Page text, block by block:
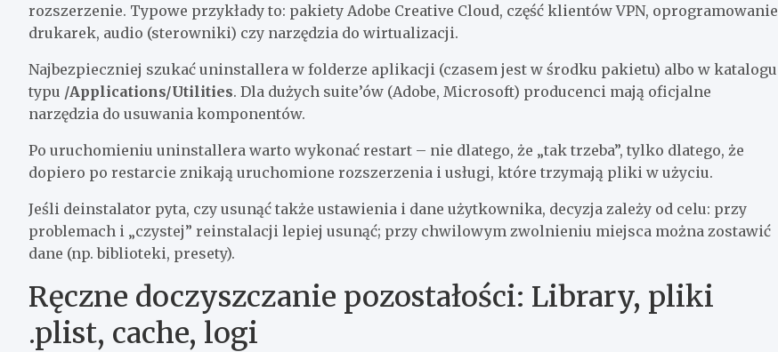
rozszerzenie. Typowe przykłady to: pakiety Adobe Creative Cloud, część klientów VPN, oprogramowanie
drukarek, audio (sterowniki) czy narzędzia do wirtualizacji.
Najbezpieczniej szukać uninstallera w folderze aplikacji (czasem jest w środku pakietu) albo w katalogu
typu /Applications/Utilities. Dla dużych suite’ów (Adobe, Microsoft) producenci mają oficjalne
narzędzia do usuwania komponentów.
Po uruchomieniu uninstallera warto wykonać restart – nie dlatego, że „tak trzeba”, tylko dlatego, że
dopiero po restarcie znikają uruchomione rozszerzenia i usługi, które trzymają pliki w użyciu.
Jeśli deinstalator pyta, czy usunąć także ustawienia i dane użytkownika, decyzja zależy od celu: przy
problemach i „czystej” reinstalacji lepiej usunąć; przy chwilowym zwolnieniu miejsca można zostawić
dane (np. biblioteki, presety).
Ręczne doczyszczanie pozostałości: Library, pliki
.plist, cache, logi